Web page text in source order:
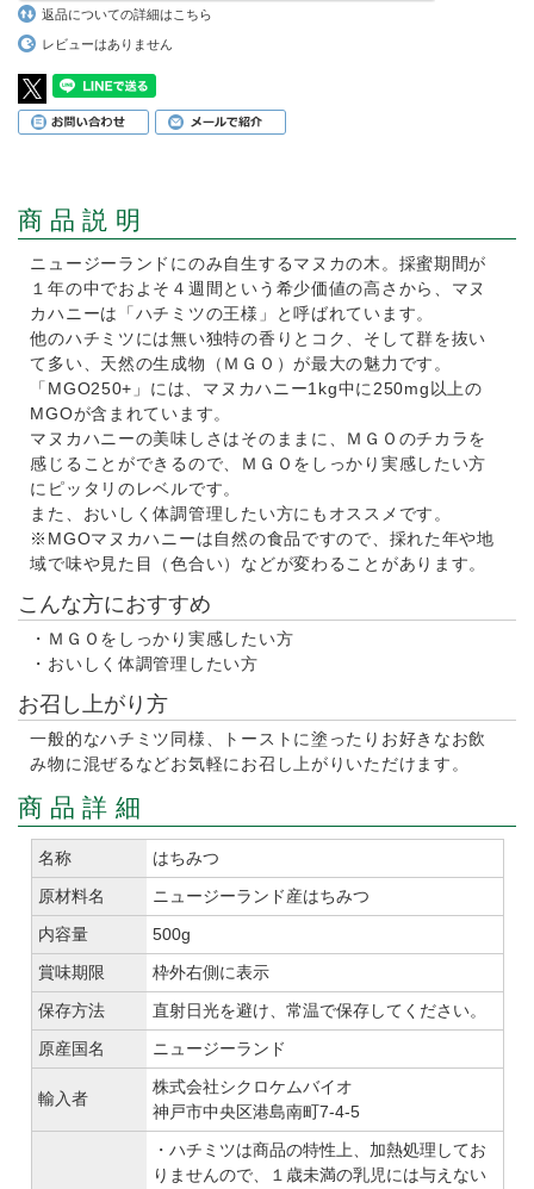
返品についての詳細はこちら
レビューはありません
商品説明
ニュージーランドにのみ自生するマヌカの木。採蜜期間が
１年の中でおよそ４週間という希少価値の高さから、マヌ
カハニーは「ハチミツの王様」と呼ばれています。
他のハチミツには無い独特の香りとコク、そして群を抜い
て多い、天然の生成物（ＭＧＯ）が最大の魅力です。
「MGO250+」には、マヌカハニー1kg中に250mg以上の
MGOが含まれています。
マヌカハニーの美味しさはそのままに、ＭＧＯのチカラを
感じることができるので、ＭＧＯをしっかり実感したい方
にピッタリのレベルです。
また、おいしく体調管理したい方にもオススメです。
※MGOマヌカハニーは自然の食品ですので、採れた年や地
域で味や見た目（色合い）などが変わることがあります。
こんな方におすすめ
・ＭＧＯをしっかり実感したい方
・おいしく体調管理したい方
お召し上がり方
一般的なハチミツ同様、トーストに塗ったりお好きなお飲
み物に混ぜるなどお気軽にお召し上がりいただけます。
商品詳細
名称
はちみつ
原材料名
ニュージーランド産はちみつ
内容量
500g
賞味期限
枠外右側に表示
保存方法
直射日光を避け、常温で保存してください。
原産国名
ニュージーランド
輸入者
株式会社シクロケムバイオ
神戸市中央区港島南町7-4-5
・ハチミツは商品の特性上、加熱処理してお
りませんので、１歳未満の乳児には与えない